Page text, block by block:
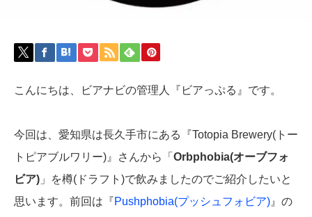
こんにちは、ビアナビの管理人『ビアっぷる』です。
今回は、愛知県は長久手市にある『Totopia Brewery(トー
トピアブルワリー)』さんから「 Orbphobia(オーブフォ
ビア) 」を樽(ドラフト)で飲みましたのでご紹介したいと
思います。前回は『Pushphobia(プッシュフォビア) 』の